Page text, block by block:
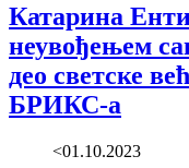
Катарина
неувођењем
део светске
БРИКС-а
<01.10.2023